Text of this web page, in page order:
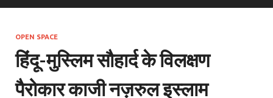
OPEN SPACE
हिंदू-मुस्लिम सौहार्द के विलक्षण
पैरोकार काजी नज़रुल इस्लाम